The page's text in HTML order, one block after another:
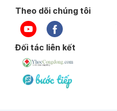
Theo dõi chúng tôi
Đối tác liên kết